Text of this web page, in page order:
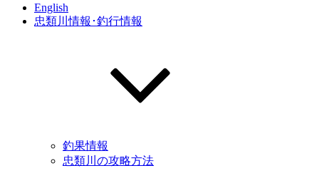
English
忠類川情報･釣行情報
釣果情報
忠類川の攻略方法